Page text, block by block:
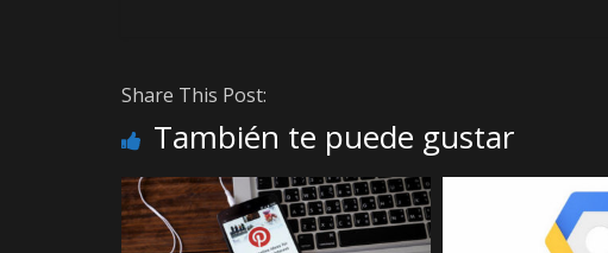
Share This Post:
También te puede gustar